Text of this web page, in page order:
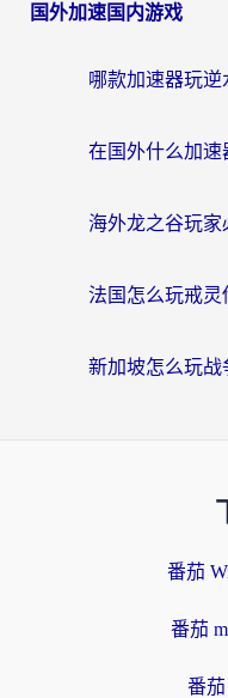
国外加速国内游戏
番茄
番茄
番